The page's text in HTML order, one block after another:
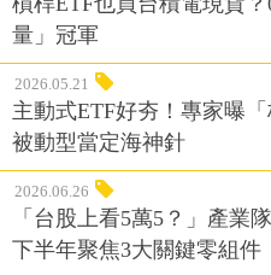
量」冠軍
2026.05.21
主動式ETF好夯！專家曝
被動型當定海神針
2026.06.26
「台股上看5萬5？」產業
下半年聚焦3大關鍵零組件